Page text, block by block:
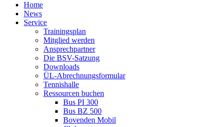
Home
News
Service
Trainingsplan
Mitglied werden
Ansprechpartner
Die BSV-Satzung
Downloads
ÜL-Abrechnungsformular
Tennishalle
Ressourcen buchen
Bus PI 300
Bus BZ 500
Bovenden Mobil